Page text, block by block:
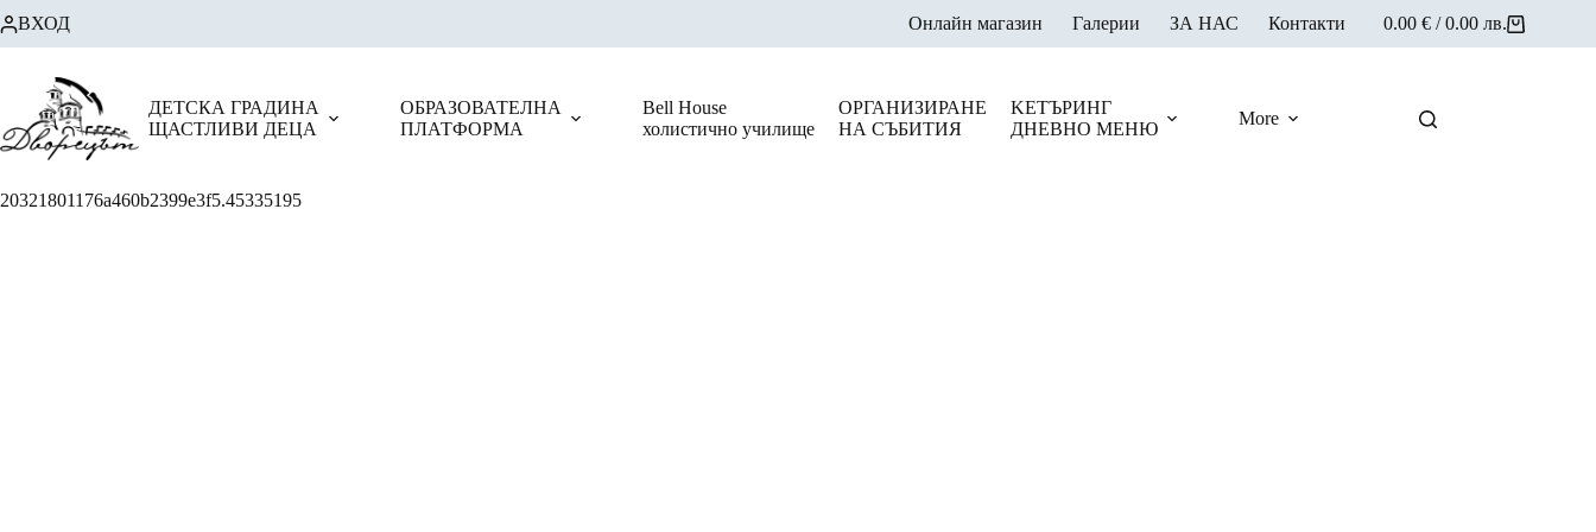
to
content
ВХОД Онлайн магазин Галерии ЗА НАС Контакти
Shopping
cart
0.00 € / 0.00 лв.
ДЕТСКА ГРАДИНА
ЩАСТЛИВИ ДЕЦА
ОБРАЗОВАТЕЛНА
ПЛАТФОРМА
Bell House
холистично училище
ОРГАНИЗИРАНЕ
НА СЪБИТИЯ
KЕТЪРИНГ
ДНЕВНО МЕНЮ
More
20321801176a460b2399e3f5.45335195